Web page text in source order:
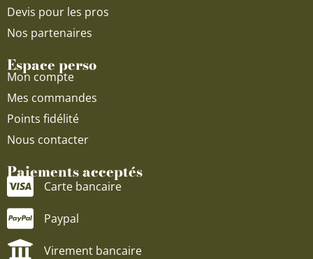
Devis pour les pros
Nos partenaires
Espace perso
Mon compte
Mes commandes
Points fidélité
Nous contacter
Paiements acceptés
Carte bancaire
Paypal
Virement bancaire